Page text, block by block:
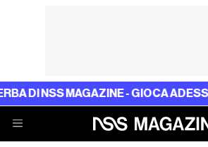
MAGAZINE - GIOCA ADESSOIL